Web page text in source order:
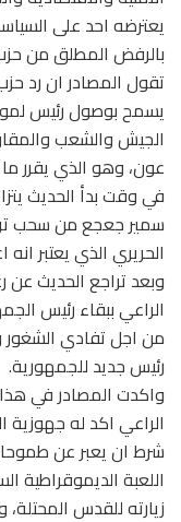
يعترضه احد على
بالرفض المطلق من
تقول المصادر ان رد
يسمح بوصول رئيس
الجيش والشعب
عون، وهو الذي يقرر
في وقت بدأ الحديث
سمير جعجع من سحب
الحريري الذي يعتبر
وبعد تراجع الحديث عن
الراعي ببقاء رئيس
من اجل تفادي الشغور
رئيس جديد للجمهورية.
واكدت المصادر في هذا
الراعي اكد له جهوزية
شرط ان يعبر عن
اللعبة الديموقراطية
زيارته للقدس